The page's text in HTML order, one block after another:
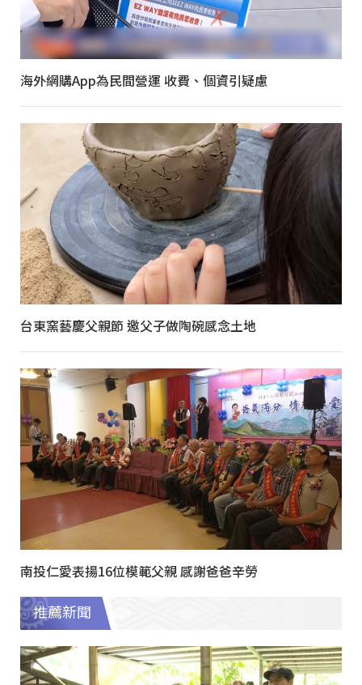
海外網購App為民間營運 收費、個資引疑慮
台東窯藝慶父親節 邀父子做陶碗感念土地
南投仁愛表揚16位模範父親 感謝爸爸辛勞
推薦新聞